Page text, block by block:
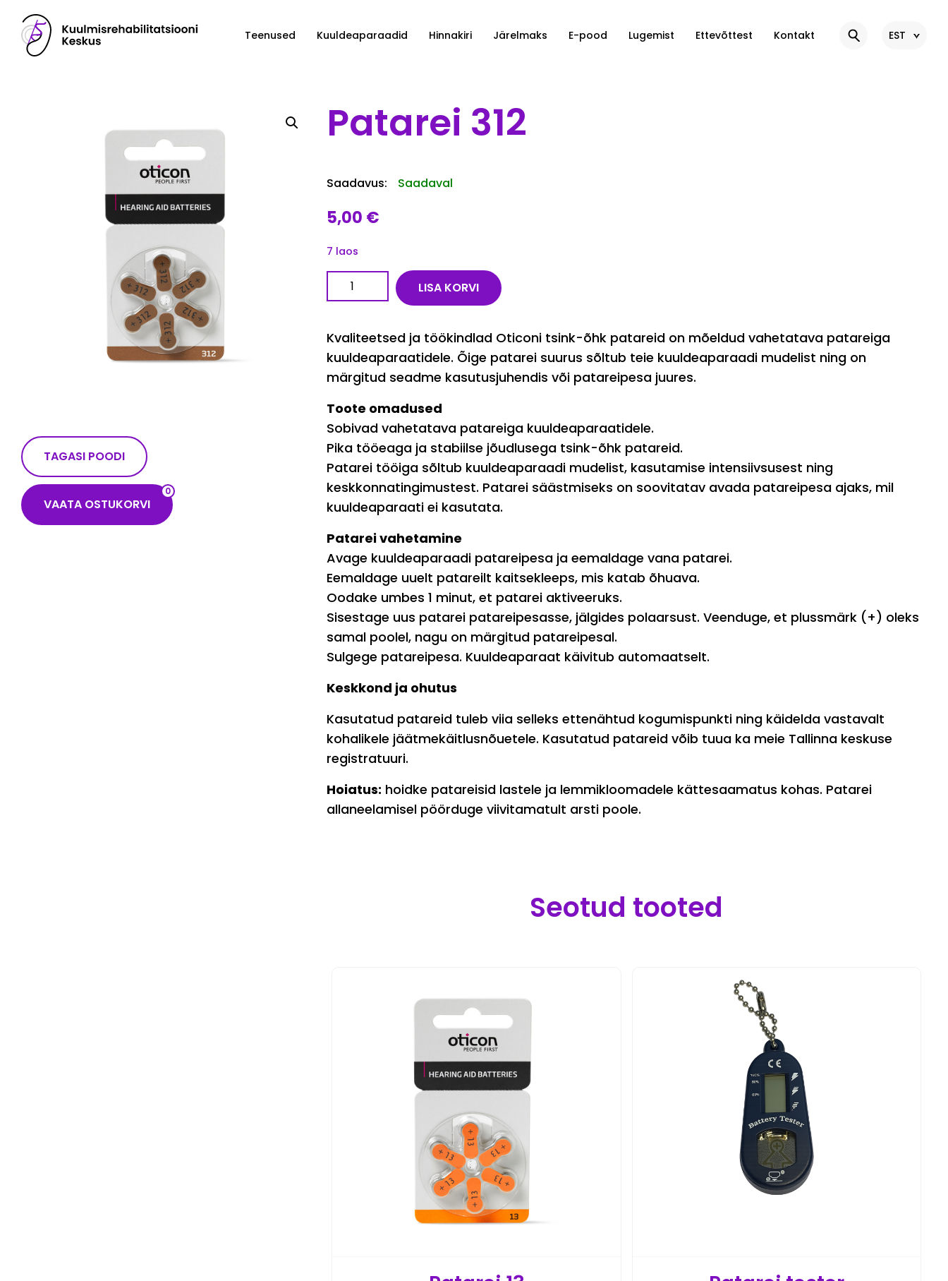
Teenused Kuuldeaparaadid Hinnakiri Järelmaks E-pood Lugemist Ettevõttest Kontakt EST
TAGASI POODI
VAATA OSTUKORVI
0
Patarei 312
Saadavus: Saadaval
5,00 €
7 laos
Patarei 312 kogus
LISA KORVI
Kvaliteetsed ja töökindlad Oticoni tsink-õhk patareid on mõeldud vahetatava patareiga
kuuldeaparaatidele. Õige patarei suurus sõltub teie kuuldeaparaadi mudelist ning on
märgitud seadme kasutusjuhendis või patareipesa juures.
Toote omadused
Sobivad vahetatava patareiga kuuldeaparaatidele.
Pika tööeaga ja stabiilse jõudlusega tsink-õhk patareid.
Patarei tööiga sõltub kuuldeaparaadi mudelist, kasutamise intensiivsusest ning
keskkonnatingimustest. Patarei säästmiseks on soovitatav avada patareipesa ajaks, mil
kuuldeaparaati ei kasutata.
Patarei vahetamine
Avage kuuldeaparaadi patareipesa ja eemaldage vana patarei.
Eemaldage uuelt patareilt kaitsekleeps, mis katab õhuava.
Oodake umbes 1 minut, et patarei aktiveeruks.
Sisestage uus patarei patareipesasse, jälgides polaarsust. Veenduge, et plussmärk (+) oleks
samal poolel, nagu on märgitud patareipesal.
Sulgege patareipesa. Kuuldeaparaat käivitub automaatselt.
Keskkond ja ohutus
Kasutatud patareid tuleb viia selleks ettenähtud kogumispunkti ning käidelda vastavalt
kohalikele jäätmekäitlusnõuetele. Kasutatud patareid võib tuua ka meie Tallinna keskuse
registratuuri.
Hoiatus: hoidke patareisid lastele ja lemmikloomadele kättesaamatus kohas. Patarei
allaneelamisel pöörduge viivitamatult arsti poole.
Seotud tooted